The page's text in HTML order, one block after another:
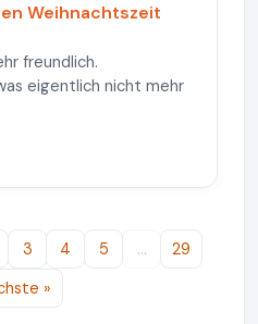
Weihnachtszeit
freundlich.
eigentlich nicht mehr
3 4 5 …
29
»